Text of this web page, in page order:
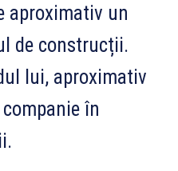
aproximativ un
de construcții.
lui, aproximativ
în